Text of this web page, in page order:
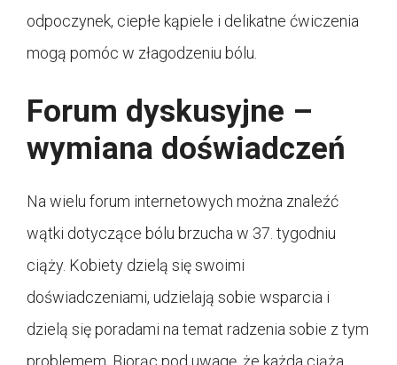
odpoczynek, ciepłe kąpiele i delikatne ćwiczenia
mogą pomóc w złagodzeniu bólu.
Forum dyskusyjne –
wymiana doświadczeń
Na wielu forum internetowych można znaleźć
wątki dotyczące bólu brzucha w 37. tygodniu
ciąży. Kobiety dzielą się swoimi
doświadczeniami, udzielają sobie wsparcia i
dzielą się poradami na temat radzenia sobie z tym
problemem. Biorąc pod uwagę, że każda ciąża